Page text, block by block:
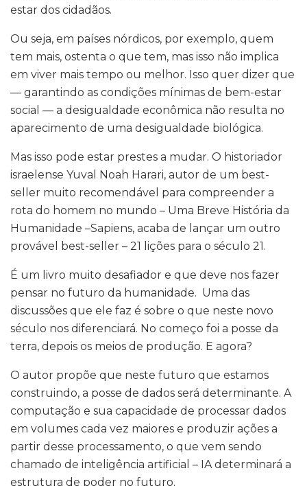
estar dos cidadãos.
Ou seja, em países nórdicos, por exemplo, quem
tem mais, ostenta o que tem, mas isso não implica
em viver mais tempo ou melhor. Isso quer dizer que
— garantindo as condições mínimas de bem-estar
social — a desigualdade econômica não resulta no
aparecimento de uma desigualdade biológica.
Mas isso pode estar prestes a mudar. O historiador
israelense Yuval Noah Harari, autor de um best-
seller muito recomendável para compreender a
rota do homem no mundo – Uma Breve História da
Humanidade –Sapiens, acaba de lançar um outro
provável best-seller – 21 lições para o século 21.
É um livro muito desafiador e que deve nos fazer
pensar no futuro da humanidade. Uma das
discussões que ele faz é sobre o que neste novo
século nos diferenciará. No começo foi a posse da
terra, depois os meios de produção. E agora?
O autor propõe que neste futuro que estamos
construindo, a posse de dados será determinante. A
computação e sua capacidade de processar dados
em volumes cada vez maiores e produzir ações a
partir desse processamento, o que vem sendo
chamado de inteligência artificial – IA determinará a
estrutura de poder no futuro.